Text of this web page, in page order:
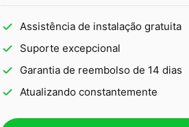
Assistência de instalação gratuita
Suporte excepcional
Garantia de reembolso de 14 dias
Atualizando constantemente